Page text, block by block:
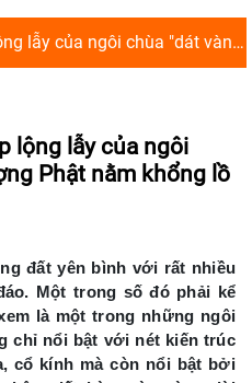
"dát vàng" có tượng Phật nằm khổng lồ ở miền Tây
lộng lẫy của ngôi
Phật nằm khổng lồ
đất yên bình với rất nhiều
Một trong số đó phải kể
là một trong những ngôi
chỉ nổi bật với nét kiến trúc
cổ kính mà còn nổi bật bởi